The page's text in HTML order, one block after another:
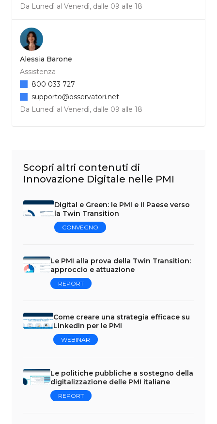
Da Lunedì al Venerdì, dalle 09 alle 18
Alessia Barone
Assistenza
Da Lunedì al Venerdì, dalle 09 alle 18
800 033 727
supporto@osservatori.net
Scopri altri contenuti di
Innovazione Digitale nelle PMI
Digital e Green: le PMI e il Paese verso
la Twin Transition
CONVEGNO
Le PMI alla prova della Twin Transition:
approccio e attuazione
REPORT
Come creare una strategia efficace su
LinkedIn per le PMI
WEBINAR
Le politiche pubbliche a sostegno della
digitalizzazione delle PMI italiane
REPORT